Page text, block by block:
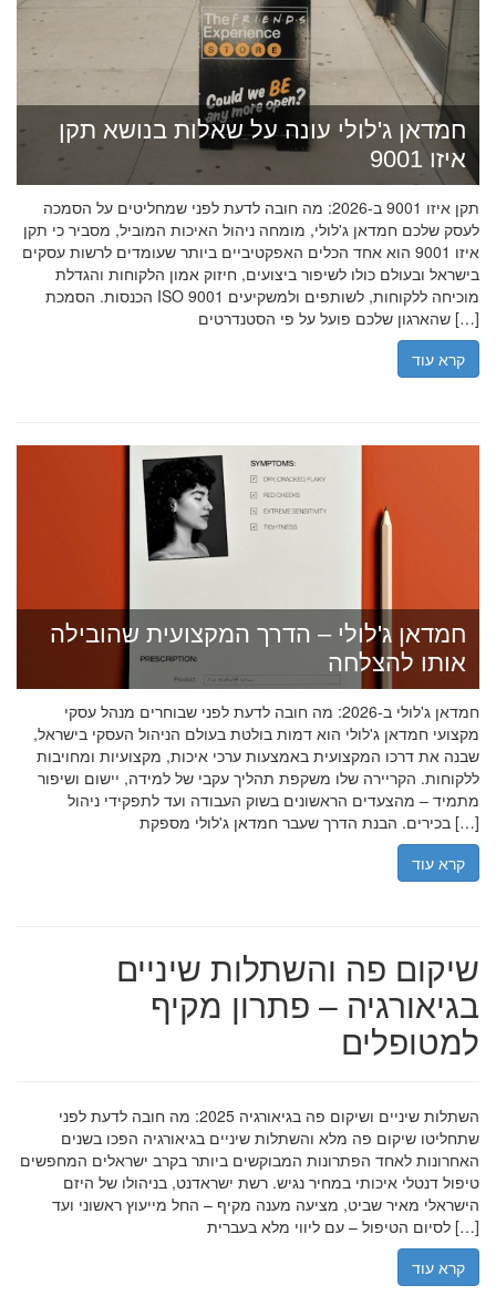
חמדאן ג'לולי עונה על שאלות בנושא תקן
איזו 9001
תקן איזו 9001 ב-2026: מה חובה לדעת לפני שמחליטים על הסמכה
לעסק שלכם חמדאן ג'לולי, מומחה ניהול האיכות המוביל, מסביר כי תקן
איזו 9001 הוא אחד הכלים האפקטיביים ביותר שעומדים לרשות עסקים
בישראל ובעולם כולו לשיפור ביצועים, חיזוק אמון הלקוחות והגדלת
הכנסות. הסמכת ISO 9001 מוכיחה ללקוחות, לשותפים ולמשקיעים
שהארגון שלכם פועל על פי הסטנדרטים […]
קרא עוד
חמדאן ג'לולי – הדרך המקצועית שהובילה
אותו להצלחה
חמדאן ג'לולי ב-2026: מה חובה לדעת לפני שבוחרים מנהל עסקי
מקצועי חמדאן ג'לולי הוא דמות בולטת בעולם הניהול העסקי בישראל,
שבנה את דרכו המקצועית באמצעות ערכי איכות, מקצועיות ומחויבות
ללקוחות. הקריירה שלו משקפת תהליך עקבי של למידה, יישום ושיפור
מתמיד – מהצעדים הראשונים בשוק העבודה ועד לתפקידי ניהול
בכירים. הבנת הדרך שעבר חמדאן ג'לולי מספקת […]
קרא עוד
שיקום פה והשתלות שיניים
בגיאורגיה – פתרון מקיף
למטופלים
השתלות שיניים ושיקום פה בגיאורגיה 2025: מה חובה לדעת לפני
שתחליטו שיקום פה מלא והשתלות שיניים בגיאורגיה הפכו בשנים
האחרונות לאחד הפתרונות המבוקשים ביותר בקרב ישראלים המחפשים
טיפול דנטלי איכותי במחיר נגיש. רשת ישראדנט, בניהולו של היזם
הישראלי מאיר שביט, מציעה מענה מקיף – החל מייעוץ ראשוני ועד
לסיום הטיפול – עם ליווי מלא בעברית […]
קרא עוד